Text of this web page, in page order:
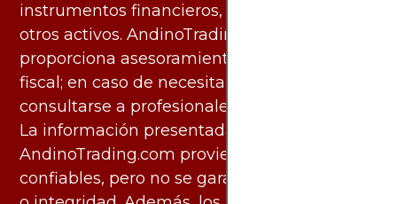
instrumentos financieros, materias primas u
otros activos. AndinoTrading.com no
proporciona asesoramiento legal, contable o
fiscal; en caso de necesitarlo, debe
consultarse a profesionales especializados.
La información presentada por
AndinoTrading.com proviene de fuentes
confiables, pero no se garantiza su exactitud